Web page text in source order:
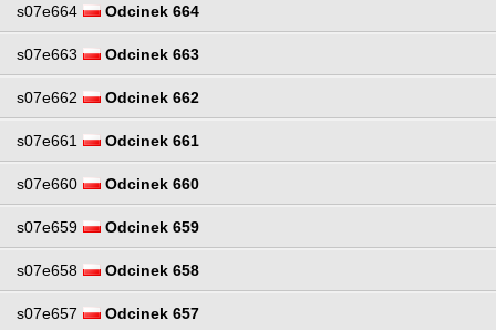
s07e664 Odcinek 664
s07e663 Odcinek 663
s07e662 Odcinek 662
s07e661 Odcinek 661
s07e660 Odcinek 660
s07e659 Odcinek 659
s07e658 Odcinek 658
s07e657 Odcinek 657